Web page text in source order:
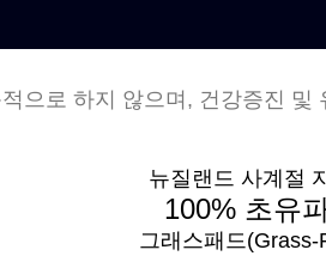
으로 하지 않으며, 건강증진
뉴질랜드 사계절
100% 초유
그래스패드(Grass-